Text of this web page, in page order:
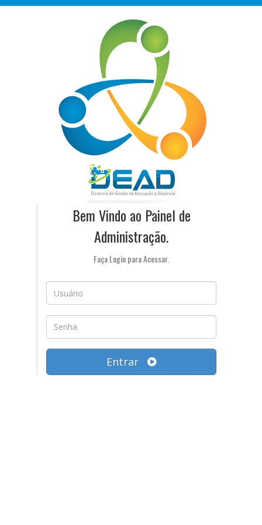
Bem Vindo ao Painel de
Administração.
Faça Login para Acessar.
Entrar